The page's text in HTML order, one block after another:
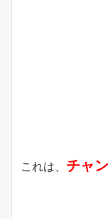
これは、 チャ